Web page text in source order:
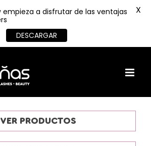
VER PRODUCTOS
empieza a disfrutar de las ventajas
DESCARGAR
X